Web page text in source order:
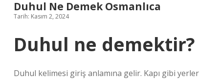
Duhul Ne Demek Osmanlıca
Tarih: Kasım 2, 2024
Duhul ne demektir?
Duhul kelimesi giriş anlamına gelir. Kapı gibi yerler